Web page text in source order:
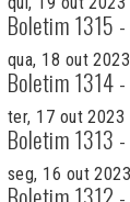
Boletim 1315
qua, 18 out 2023
Boletim 1314
ter, 17 out 2023
Boletim 1313
seg, 16 out 2023